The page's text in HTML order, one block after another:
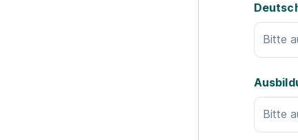
Bitte
Bitte